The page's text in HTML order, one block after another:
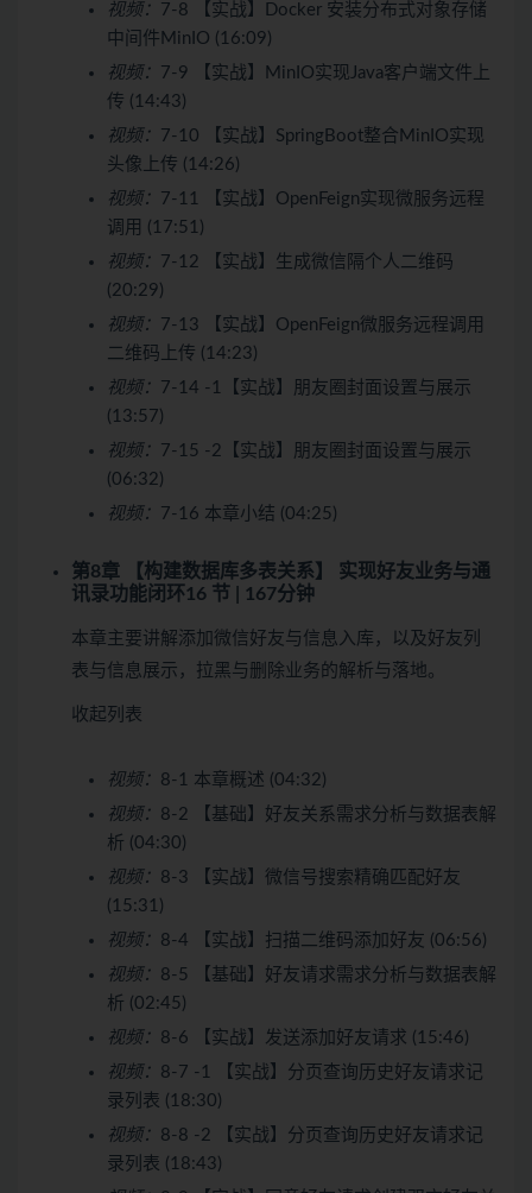
视频：
7-8 【实战】Docker 安装分布式对象存储
中间件MinIO (16:09)
视频：
7-9 【实战】MinIO实现Java客户端文件上
传 (14:43)
视频：
7-10 【实战】SpringBoot整合MinIO实现
头像上传 (14:26)
视频：
7-11 【实战】OpenFeign实现微服务远程
调用 (17:51)
视频：
7-12 【实战】生成微信隔个人二维码
(20:29)
视频：
7-13 【实战】OpenFeign微服务远程调用
二维码上传 (14:23)
视频：
7-14 -1【实战】朋友圈封面设置与展示
(13:57)
视频：
7-15 -2【实战】朋友圈封面设置与展示
(06:32)
视频：
7-16 本章小结 (04:25)
第8章 【构建数据库多表关系】 实现好友业务与通
讯录功能闭环16 节 | 167分钟
本章主要讲解添加微信好友与信息入库，以及好友列
表与信息展示，拉黑与删除业务的解析与落地。
收起列表
视频： 8-1 本章概述 (04:32)
视频： 8-2 【基础】好友关系需求分析与数据表解
析 (04:30)
视频： 8-3 【实战】微信号搜索精确匹配好友
(15:31)
视频： 8-4 【实战】扫描二维码添加好友 (06:56)
视频： 8-5 【基础】好友请求需求分析与数据表解
析 (02:45)
视频： 8-6 【实战】发送添加好友请求 (15:46)
视频： 8-7 -1 【实战】分页查询历史好友请求记
录列表 (18:30)
视频： 8-8 -2 【实战】分页查询历史好友请求记
录列表 (18:43)